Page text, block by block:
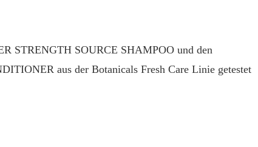
STRENGTH SOURCE SHAMPOO und den
aus der Botanicals Fresh Care Linie getestet